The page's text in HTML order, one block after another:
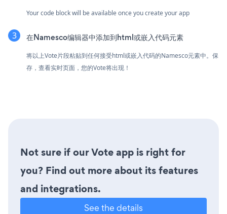
Your code block will be available once you create your app
在Namesco编辑器中添加到html或嵌入代码元素
将以上Vote片段粘贴到任何接受html或嵌入代码的Namesco元素中。保
存，查看实时页面，您的Vote将出现！
Not sure if our Vote app is right for
you? Find out more about its features
and integrations.
See the details